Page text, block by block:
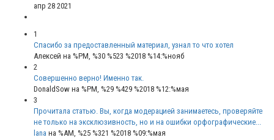
апр 28 2021
1
Спасибо за предоставленный материал, узнал то что хотел
Алексей на %PM, %30 %523 %2018 %14:%нояб
2
Совершенно верно! Именно так.
DonaldSow на %PM, %29 %429 %2018 %12:%мая
3
Прочитала статью. Вы, когда модерацией занимаетесь, проверяйте
не только на эксклюзивность, но и на ошибки орфографические...
lana на %AM, %25 %321 %2018 %09:%мая